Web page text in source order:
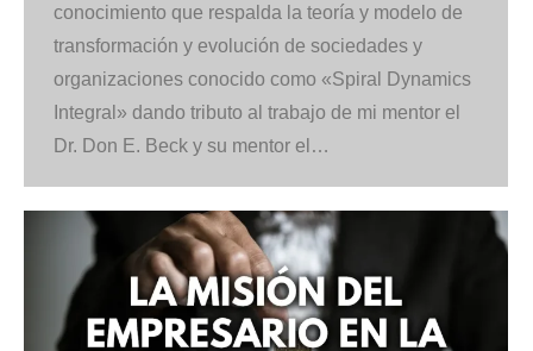
conocimiento que respalda la teoría y modelo de
transformación y evolución de sociedades y
organizaciones conocido como «Spiral Dynamics
Integral» dando tributo al trabajo de mi mentor el
Dr. Don E. Beck y su mentor el…